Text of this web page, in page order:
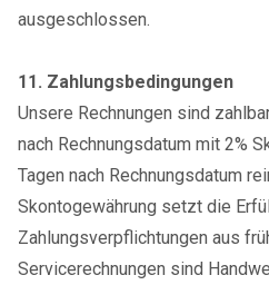
ausgeschlossen.
11. Zahlungsbedingungen
Unsere Rechnungen sind
nach Rechnungsdatum mit 2%
Tagen nach Rechnungsdatum
Skontogewährung setzt die
Zahlungsverpflichtungen aus
Servicerechnungen sind